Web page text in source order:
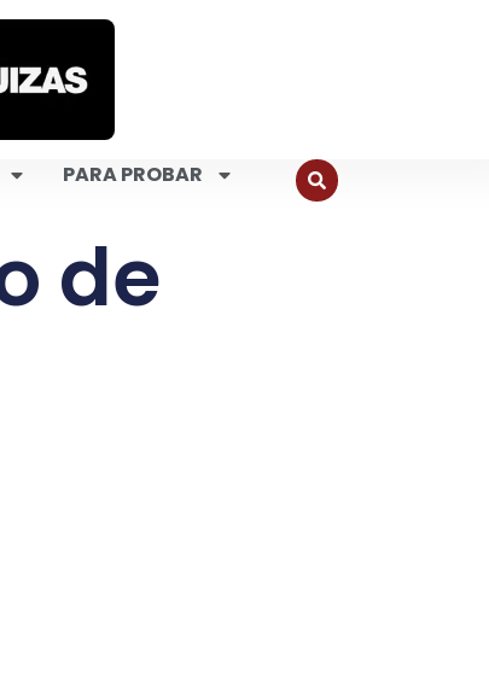
PARA PROBAR
de